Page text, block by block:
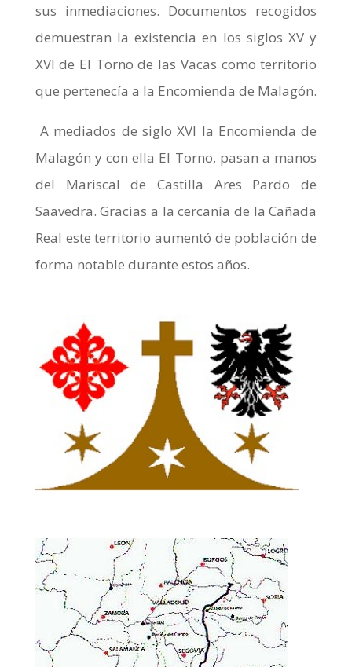
sus inmediaciones. Documentos recogidos
demuestran la existencia en los siglos XV y
XVI de El Torno de las Vacas como territorio
que pertenecía a la Encomienda de Malagón.
A mediados de siglo XVI la Encomienda de
Malagón y con ella El Torno, pasan a manos
del Mariscal de Castilla Ares Pardo de
Saavedra. Gracias a la cercanía de la Cañada
Real este territorio aumentó de población de
forma notable durante estos años.